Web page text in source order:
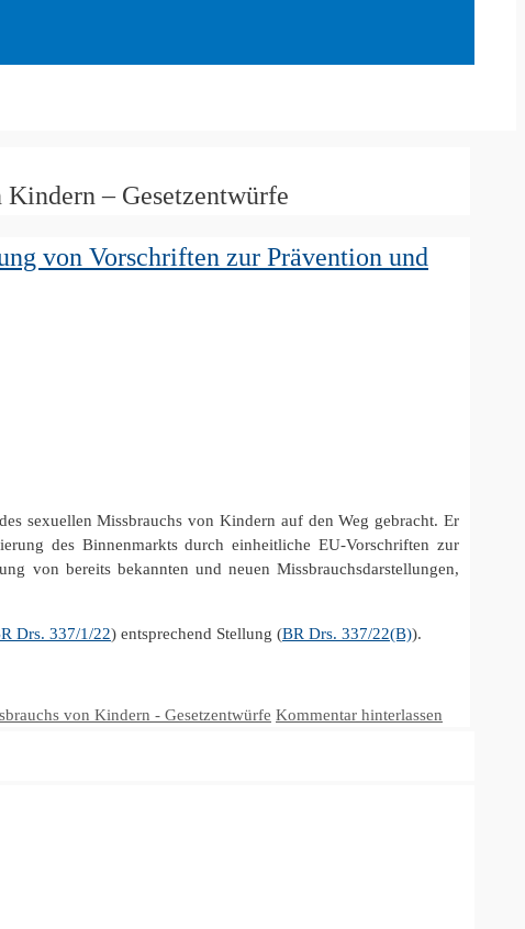
– Gesetzentwürfe
von Vorschriften zur Prävention und
sexuellen Missbrauchs von Kindern auf den Weg gebracht. Er
des Binnenmarkts durch einheitliche EU-Vorschriften zur
von bereits bekannten und neuen Missbrauchsdarstellungen,
Drs. 337/1/22) entsprechend Stellung (BR Drs. 337/22(B)).
von Kindern - Gesetzentwürfe Kommentar hinterlassen